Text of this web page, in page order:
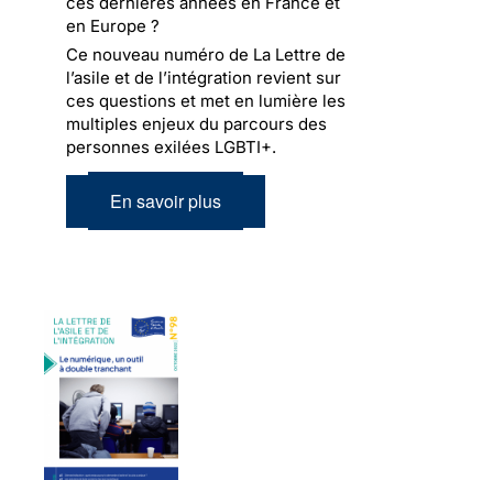
en Europe ?
Ce nouveau numéro de La Lettre de
l’asile et de l’intégration revient sur
ces questions et met en lumière les
multiples enjeux du parcours des
personnes exilées LGBTI+.
En savoir plus